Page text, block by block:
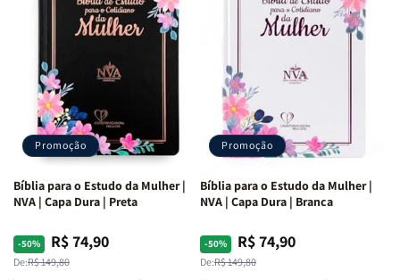
Ribeiro
Ribeiro
Promoção
Bíblia para o Estudo da Mulher |
NVA | Capa Dura | Preta
-50%
Preço
normal
De:R$ 149,80
Preço
promocional
R$ 74,90
Promoção
Bíblia para o Estudo da Mulher |
NVA | Capa Dura | Branca
-50%
Preço
normal
De:R$ 149,80
Preço
promocional
R$ 74,90